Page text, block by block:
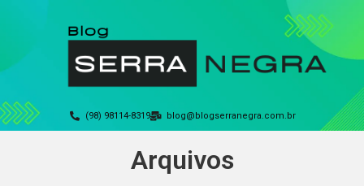
(98) 98114-8319 blog@blogserranegra.com.br
Arquivos